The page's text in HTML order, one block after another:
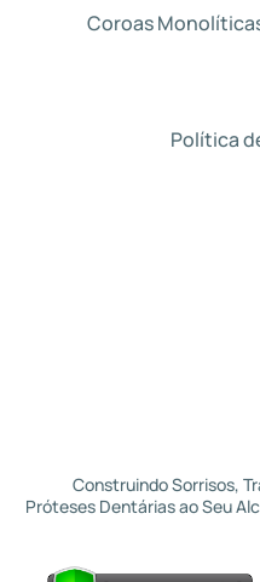
Coroas
Política
Construindo Sorrisos,
Próteses Dentárias ao Seu